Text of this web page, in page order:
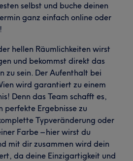
selbst und buche deinen
ganz einfach online oder
hellen Räumlichkeiten wirst
und bekommst direkt das
zu sein. Der Aufenthalt bei
wird garantiert zu einem
Denn das Team schafft es,
perfekte Ergebnisse zu
Typveränderung oder
Farbe – hier wirst du
mit dir zusammen wird dein
da deine Einzigartigkeit und